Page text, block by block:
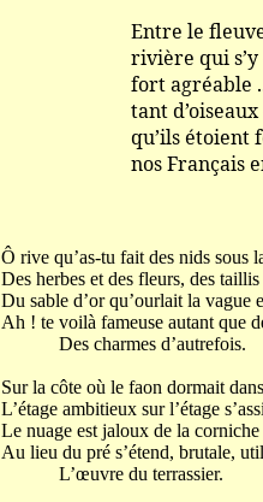
Entre le fleuve
rivière qui s’y
fort agréable ... il y
tant d’oiseaux de
qu’ils étoient fort
nos Français en ce
Ô rive qu’as-tu fait des nids sous
Des herbes et des fleurs, des
Du sable d’or qu’ourlait la vague
Ah ! te voilà fameuse autant que
Des charmes d’autrefois.
Sur la côte où le faon dormait
L’étage ambitieux sur l’étage
Le nuage est jaloux de la corniche
Au lieu du pré s’étend, brutale,
L’œuvre du terrassier.